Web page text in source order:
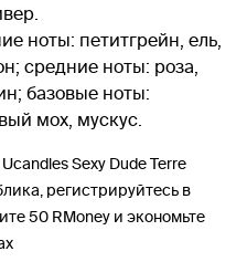
ноты: петитгрейн, eль,
средние ноты: роза,
базовые ноты:
мох, мускус.
Sexy Dude Terre
регистрируйтесь в
50 RMoney и экономьте